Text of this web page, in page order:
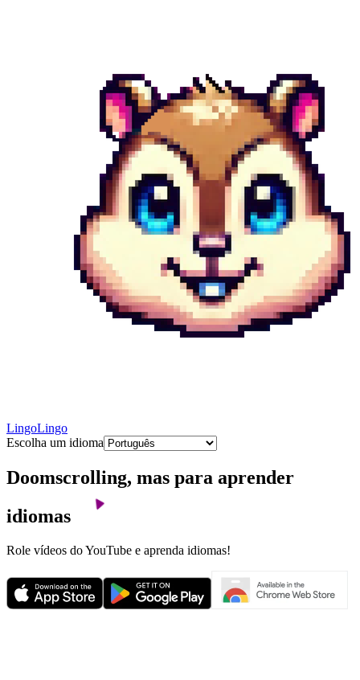
LingoLingo
Escolha um idioma
Doomscrolling, mas para aprender
idiomas
Role vídeos do YouTube e aprenda idiomas!